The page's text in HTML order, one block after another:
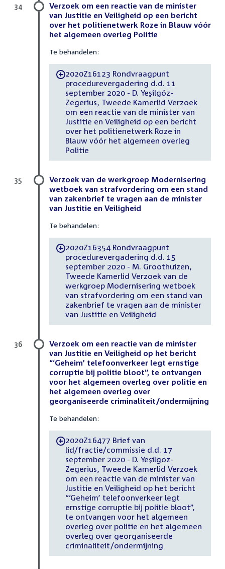
Verzoek om een reactie van de minister
van Justitie en Veiligheid op een bericht
over het politienetwerk Roze in Blauw vóór
het algemeen overleg Politie
Te behandelen:
-2020Z16123 Rondvraagpunt
procedurevergadering d.d. 11
september 2020 - D. Yeşilgöz-
Zegerius, Tweede Kamerlid Verzoek
om een reactie van de minister van
Justitie en Veiligheid op een bericht
over het politienetwerk Roze in
Blauw vóór het algemeen overleg
Politie
34
Verzoek van de werkgroep Modernisering
wetboek van strafvordering om een stand
van zakenbrief te vragen aan de minister
van Justitie en Veiligheid
Te behandelen:
-2020Z16354 Rondvraagpunt
procedurevergadering d.d. 15
september 2020 - M. Groothuizen,
Tweede Kamerlid Verzoek van de
werkgroep Modernisering wetboek
van strafvordering om een stand van
zakenbrief te vragen aan de minister
van Justitie en Veiligheid
35
Verzoek om een reactie van de minister
van Justitie en Veiligheid op het bericht
“‘Geheim’ telefoonverkeer legt ernstige
corruptie bij politie bloot”, te ontvangen
voor het algemeen overleg over politie en
het algemeen overleg over
georganiseerde criminaliteit/ondermijning
Te behandelen:
-2020Z16477 Brief van
lid/fractie/commissie d.d. 17
september 2020 - D. Yeşilgöz-
Zegerius, Tweede Kamerlid Verzoek
om een reactie van de minister van
Justitie en Veiligheid op het bericht
“‘Geheim’ telefoonverkeer legt
ernstige corruptie bij politie bloot”,
te ontvangen voor het algemeen
overleg over politie en het algemeen
overleg over georganiseerde
criminaliteit/ondermijning
36